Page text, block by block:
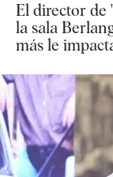
El director de
la sala
más le